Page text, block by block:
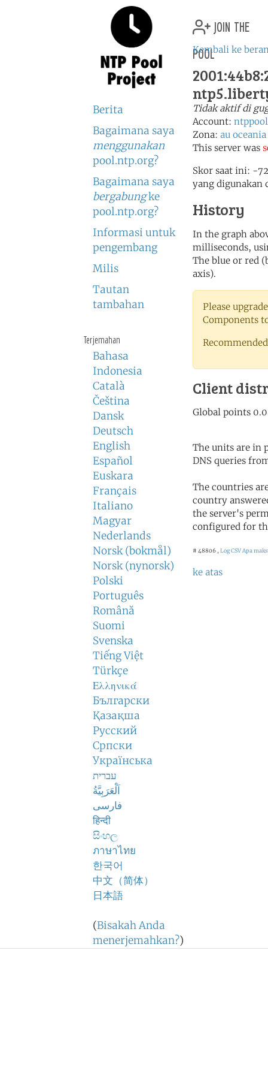
Berita
Bagaimana saya
menggunakan
pool.ntp.org?
Bagaimana saya
bergabungke
pool.ntp.org?
Informasi untuk
pengembang
Milis
Tautan
tambahan
Terjemahan
Bahasa
Indonesia
Català
Čeština
Dansk
Deutsch
English
Español
Euskara
Français
Italiano
Magyar
Nederlands
Norsk (bokmål)
Norsk (nynorsk)
Polski
Português
Română
Suomi
Svenska
Tiếng Việt
Türkçe
Ελληνικά
Български
Қазақша
Русский
Српски
Українська
עברית
اَلْعَرَبِيَّةُ
فارسی
हिन्दी
සිංහල
ภาษาไทย
한국어
中文（简体）
日本語
(Bisakah Anda
menerjemahkan?)
join the
pool
Kembali ke
Tidak aktif di
Account:
Zona: au oceania
This server was
Skor saat ini: -
yang digunakan
History
In the graph
milliseconds,
The blue or red
axis).
Please
Components
Client
The units are in
DNS queries
The countries
country
the server's
configured for
# 48806 , Log CSVApa
ke atas